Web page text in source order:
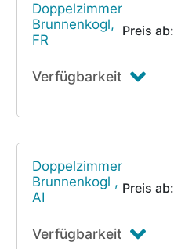
Doppelzimmer
Brunnenkogl,
FR
Preis ab:
Verfügbarkeit
Doppelzimmer
Brunnenkogl ,
AI
Preis ab:
Verfügbarkeit